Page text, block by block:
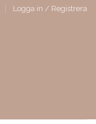
Logga in / Registrera